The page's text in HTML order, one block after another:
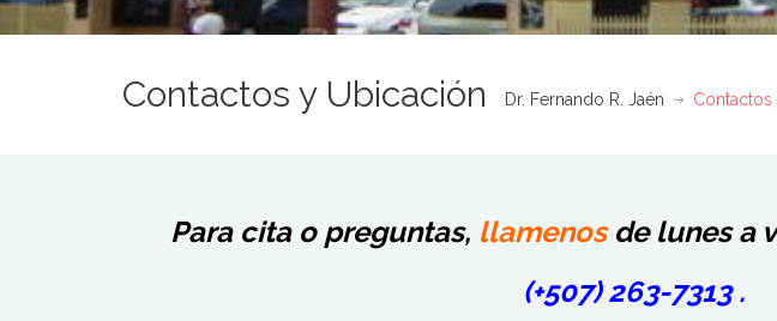
Contactos y Ubicación Dr. Fernando R. Jaén
Para cita o preguntas, llamenosde lunes a
(+507) 263-7313.